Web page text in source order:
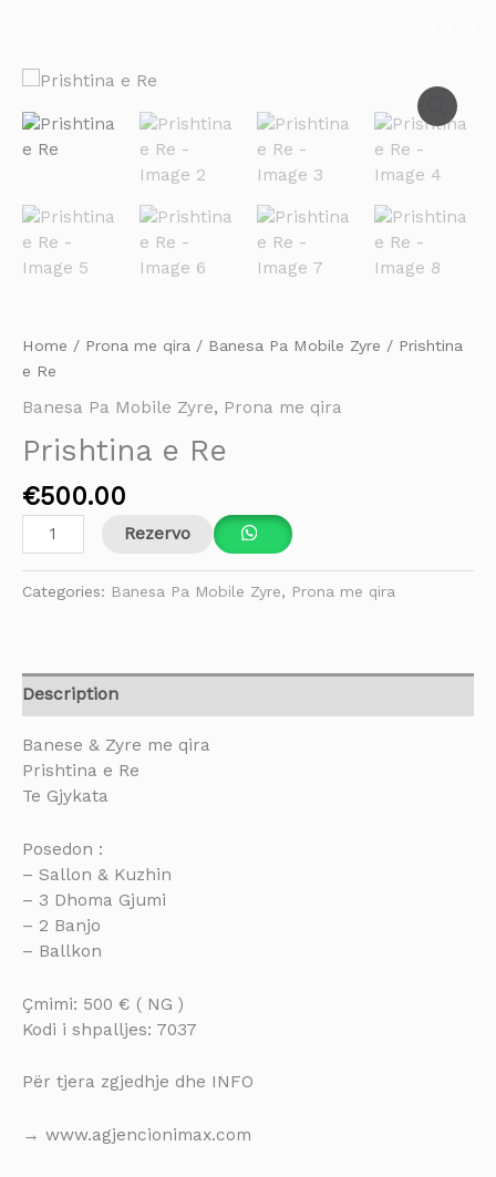
Home / Prona me qira / Banesa Pa Mobile Zyre / Prishtina
e Re
Banesa Pa Mobile Zyre, Prona me qira
Prishtina e Re
€500.00
Prishtina
Re
quantity
Rezervo
Categories: Banesa Pa Mobile Zyre, Prona me qira
Description
Banese & Zyre me qira
Prishtina e Re
Te Gjykata
Posedon :
– Sallon & Kuzhin
– 3 Dhoma Gjumi
– 2 Banjo
– Ballkon
Çmimi: 500 € ( NG )
Kodi i shpalljes: 7037
Për tjera zgjedhje dhe INFO
→ www.agjencionimax.com